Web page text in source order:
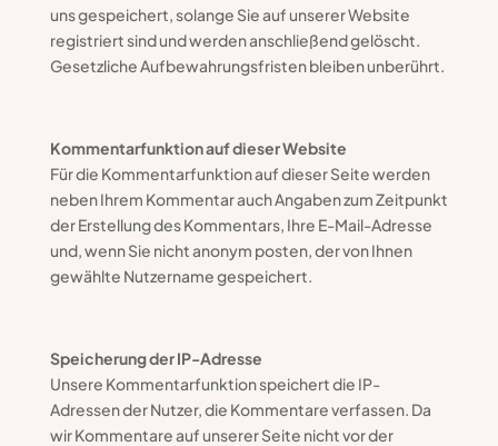
uns gespeichert, solange Sie auf unserer Website
registriert sind und werden anschließend gelöscht.
Gesetzliche Aufbewahrungsfristen bleiben unberührt.
Kommentarfunktion auf dieser Website
Für die Kommentarfunktion auf dieser Seite werden
neben Ihrem Kommentar auch Angaben zum Zeitpunkt
der Erstellung des Kommentars, Ihre E-Mail-Adresse
und, wenn Sie nicht anonym posten, der von Ihnen
gewählte Nutzername gespeichert.
Speicherung der IP-Adresse
Unsere Kommentarfunktion speichert die IP-
Adressen der Nutzer, die Kommentare verfassen. Da
wir Kommentare auf unserer Seite nicht vor der